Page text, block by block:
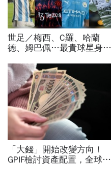
世足／梅西、C羅、哈蘭
德、姆巴佩…最貴球星身價
國560億是墊底球隊77倍
「大錢」開始改變方向！
GPIF檢討資產配置，全球資